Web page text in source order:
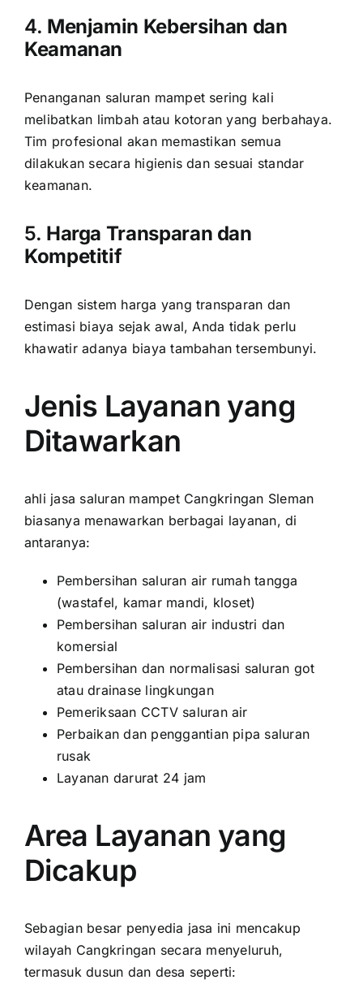
4. Menjamin Kebersihan dan
Keamanan
Penanganan saluran mampet sering kali
melibatkan limbah atau kotoran yang berbahaya.
Tim profesional akan memastikan semua
dilakukan secara higienis dan sesuai standar
keamanan.
5. Harga Transparan dan
Kompetitif
Dengan sistem harga yang transparan dan
estimasi biaya sejak awal, Anda tidak perlu
khawatir adanya biaya tambahan tersembunyi.
Jenis Layanan yang
Ditawarkan
ahli jasa saluran mampet Cangkringan Sleman
biasanya menawarkan berbagai layanan, di
antaranya:
Pembersihan saluran air rumah tangga
(wastafel, kamar mandi, kloset)
Pembersihan saluran air industri dan
komersial
Pembersihan dan normalisasi saluran got
atau drainase lingkungan
Pemeriksaan CCTV saluran air
Perbaikan dan penggantian pipa saluran
rusak
Layanan darurat 24 jam
Area Layanan yang
Dicakup
Sebagian besar penyedia jasa ini mencakup
wilayah Cangkringan secara menyeluruh,
termasuk dusun dan desa seperti: